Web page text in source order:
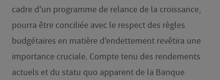
cadre d'un programme de relance de la croissance,
pourra être conciliée avec le respect des règles
budgétaires en matière d'endettement revêtira une
importance cruciale. Compte tenu des rendements
actuels et du statu quo apparent de la Banque